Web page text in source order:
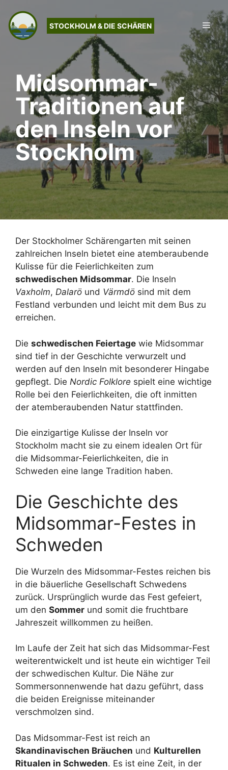
Inhalt
springen
STOCKHOLM & DIE SCHÄREN
Midsommar-
Traditionen auf
den Inseln vor
Stockholm
Der Stockholmer Schärengarten mit seinen
zahlreichen Inseln bietet eine atemberaubende
Kulisse für die Feierlichkeiten zum
schwedischen Midsommar. Die Inseln
Vaxholm, Dalarö und Värmdö sind mit dem
Festland verbunden und leicht mit dem Bus zu
erreichen.
Die schwedischen Feiertage wie Midsommar
sind tief in der Geschichte verwurzelt und
werden auf den Inseln mit besonderer Hingabe
gepflegt. Die Nordic Folklore spielt eine wichtige
Rolle bei den Feierlichkeiten, die oft inmitten
der atemberaubenden Natur stattfinden.
Die einzigartige Kulisse der Inseln vor
Stockholm macht sie zu einem idealen Ort für
die Midsommar-Feierlichkeiten, die in
Schweden eine lange Tradition haben.
Die Geschichte des
Midsommar-Festes in
Schweden
Die Wurzeln des Midsommar-Festes reichen bis
in die bäuerliche Gesellschaft Schwedens
zurück. Ursprünglich wurde das Fest gefeiert,
um den Sommer und somit die fruchtbare
Jahreszeit willkommen zu heißen.
Im Laufe der Zeit hat sich das Midsommar-Fest
weiterentwickelt und ist heute ein wichtiger Teil
der schwedischen Kultur. Die Nähe zur
Sommersonnenwende hat dazu geführt, dass
die beiden Ereignisse miteinander
verschmolzen sind.
Das Midsommar-Fest ist reich an
Skandinavischen Bräuchen und Kulturellen
Ritualen in Schweden. Es ist eine Zeit, in der